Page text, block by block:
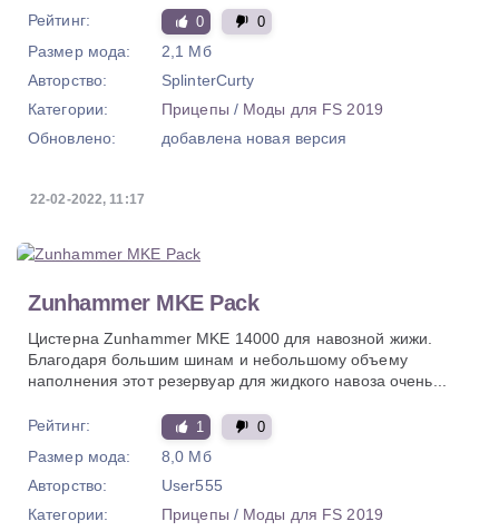
Рейтинг: 0 0
Размер мода:
2,1 Мб
Авторство:
SplinterCurty
Категории:
Прицепы / Моды для FS 2019
Обновлено:
добавлена новая версия
22-02-2022, 11:17
Zunhammer MKE Pack
Цистерна Zunhammer MKE 14000 для навозной жижи.
Благодаря большим шинам и небольшому объему
наполнения этот резервуар для жидкого навоза очень...
Рейтинг: 1 0
Размер мода:
8,0 Мб
Авторство:
User555
Категории:
Прицепы / Моды для FS 2019